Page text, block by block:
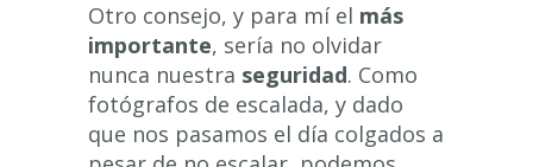
Otro consejo, y para mí el más
importante, sería no olvidar
nunca nuestra seguridad. Como
fotógrafos de escalada, y dado
que nos pasamos el día colgados a